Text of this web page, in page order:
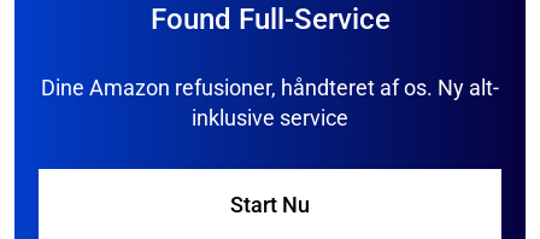
Found Full-Service
Dine Amazon refusioner, håndteret af os. Ny alt-
inklusive service
Start Nu